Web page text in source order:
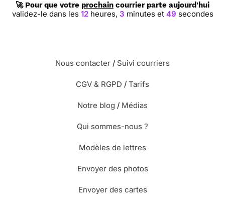
🚀 Pour que votre prochain courrier parte aujourd'hui
validez-le dans les 12heures, 3 minutes et 48 secondes
Nous contacter / Suivi courriers
CGV & RGPD / Tarifs
Notre blog / Médias
Qui sommes-nous ?
Modèles de lettres
Envoyer des photos
Envoyer des cartes